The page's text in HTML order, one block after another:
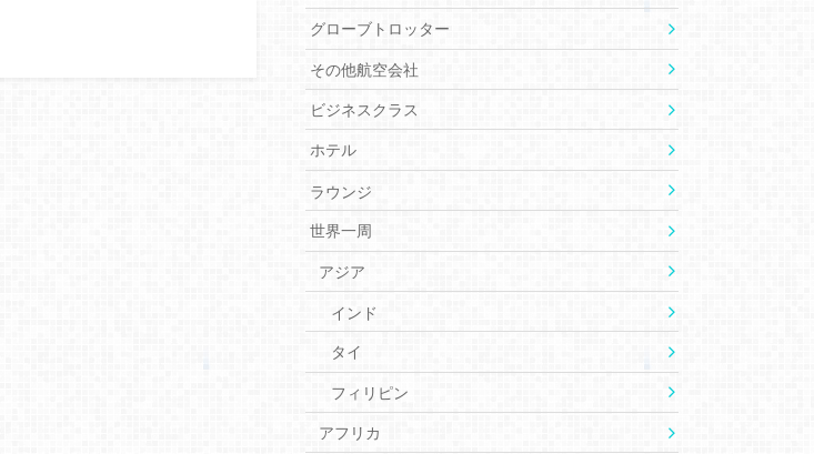
グローブトロッター
その他航空会社
ビジネスクラス
ホテル
ラウンジ
世界一周
アジア
インド
タイ
フィリピン
アフリカ